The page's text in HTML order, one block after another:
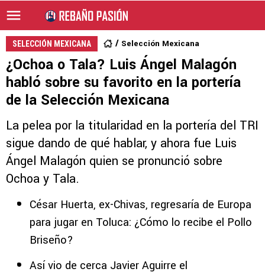
SELECCIÓN MEXICANA Selección Mexicana
¿Ochoa o Tala? Luis Ángel Malagón
habló sobre su favorito en la portería
de la Selección Mexicana
La pelea por la titularidad en la portería del TRI
sigue dando de qué hablar, y ahora fue Luis
Ángel Malagón quien se pronunció sobre
Ochoa y Tala.
César Huerta, ex-Chivas, regresaría de Europa
para jugar en Toluca: ¿Cómo lo recibe el Pollo
Briseño?
Así vio de cerca Javier Aguirre el